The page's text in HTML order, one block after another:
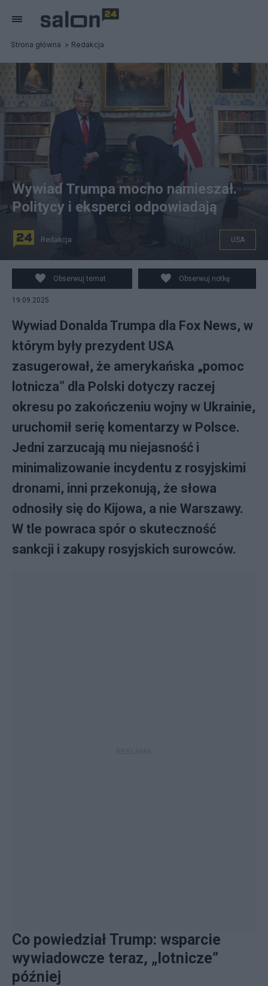
Strona główna Redakcja
PAP/EPA/NEIL HALL / POOL
Wywiad Trumpa mocno namieszał.
Politycy i eksperci odpowiadają
Redakcja USA
Obserwuj temat Obserwuj notkę
19.09.2025
Wywiad Donalda Trumpa dla Fox News, w
którym były prezydent USA
zasugerował, że amerykańska „pomoc
lotnicza” dla Polski dotyczy raczej
okresu po zakończeniu wojny w Ukrainie,
uruchomił serię komentarzy w Polsce.
Jedni zarzucają mu niejasność i
minimalizowanie incydentu z rosyjskimi
dronami, inni przekonują, że słowa
odnosiły się do Kijowa, a nie Warszawy.
W tle powraca spór o skuteczność
sankcji i zakupy rosyjskich surowców.
Co powiedział Trump: wsparcie
wywiadowcze teraz, „lotnicze”
później